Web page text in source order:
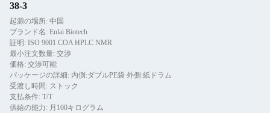
38-3
起源の場所: 中国
ブランド名: Enlai Biotech
証明: ISO 9001 COA HPLC NMR
最小注文数量: 交渉
価格: 交渉可能
パッケージの詳細: 内側:ダブルPE袋 外側:紙ドラム
受渡し時間: ストック
支払条件: T/T
供給の能力: 月100キログラム